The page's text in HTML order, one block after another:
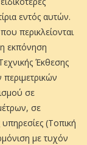
εντός αυτών.
περικλείονται
εκπόνηση
Έκθεσης
σε
σε
(Τοπική
με τυχόν